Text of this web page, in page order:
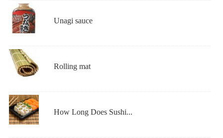
Unagi sauce
Rolling mat
How Long Does Sushi...